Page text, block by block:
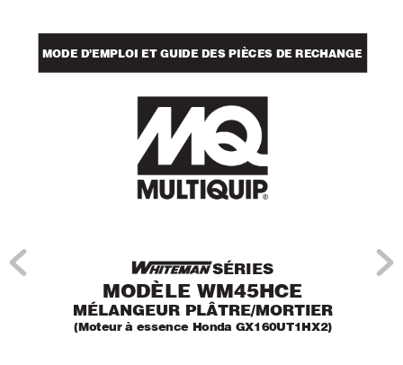
MODE D’EMPLOI ET GUIDE DES PIÈCES DE RECHANGE
SÉRIES
MODÈLE WM45HCE
MÉLANGEUR PLÂTRE/MORTIER
(Moteur à essence Honda GX160UT1HX2)